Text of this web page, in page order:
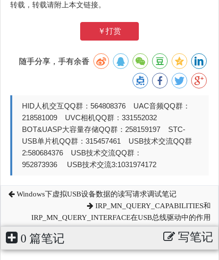
转载，转载请附上本文链接。
￥打赏
随手分享，手有余香
HID人机交互QQ群：564808376 UAC音频QQ群：
218581009 UVC相机QQ群：331552032
BOT&UASP大容量存储QQ群：258159197 STC-
USB单片机QQ群：315457461 USB技术交流QQ群
2:580684376 USB技术交流QQ群：
952873936 USB技术交流3:1031974172
Windows下虚拟USB设备数据的读写请求调试笔记
IRP_MN_QUERY_CAPABILITIES和
IRP_MN_QUERY_INTERFACE在USB总线驱动中的作用
0 篇笔记 写笔记